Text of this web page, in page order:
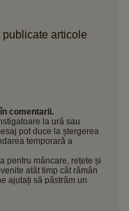
articole
comentarii.
la ură sau
pot duce la ștergerea
temporară a
pentru mâncare, rețete și
atât timp cât rămân
ajutați să păstrăm un